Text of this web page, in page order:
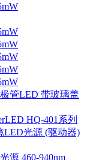
管LED 带玻璃盖
HQ-401系列
LED光源 (驱动器)
源 460-940nm